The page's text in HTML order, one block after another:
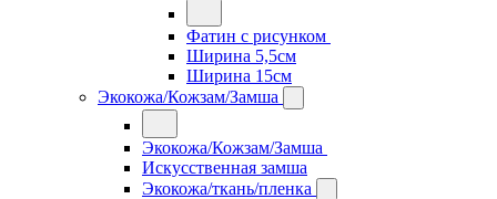
Фатин с рисунком
Ширина 5,5см
Ширина 15см
Экокожа/Кожзам/Замша
Экокожа/Кожзам/Замша
Искусственная замша
Экокожа/ткань/пленка